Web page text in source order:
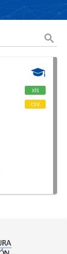
xls
csv